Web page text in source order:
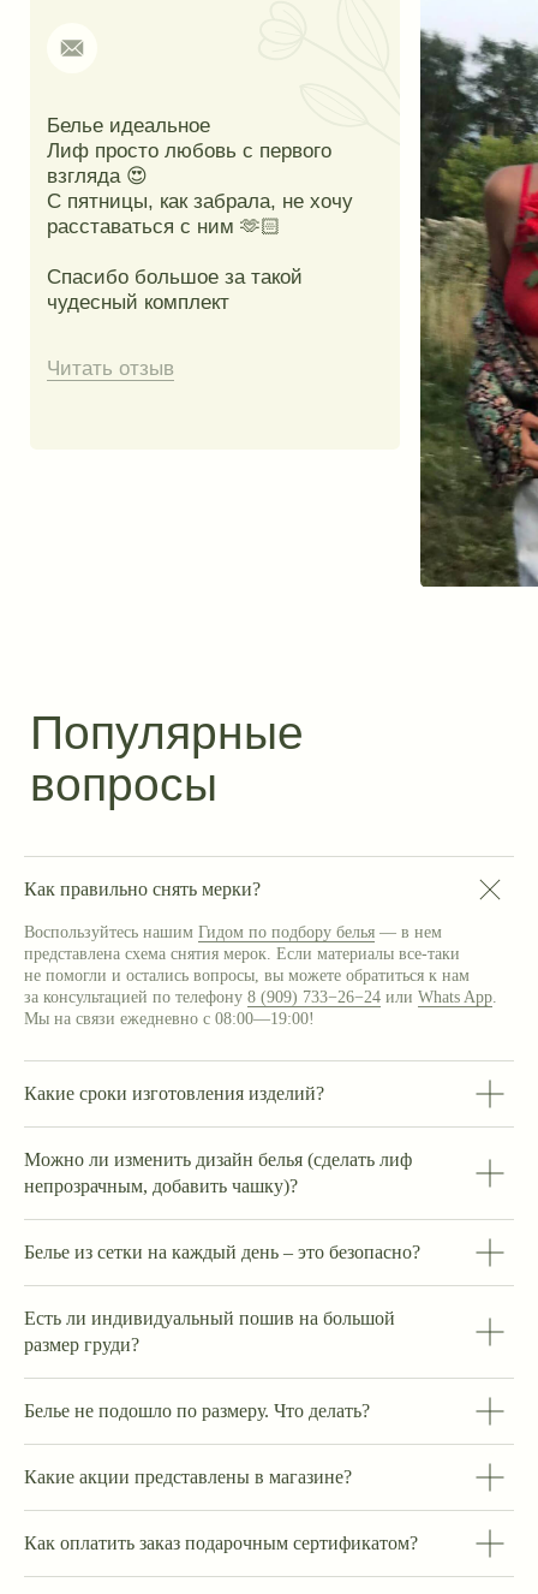
Как правильно снять мерки?
Воспользуйтесь нашим Гидом по подбору белья — в нем
представлена схема снятия мерок. Если материалы все-таки
не помогли и остались вопросы, вы можете обратиться к нам
за консультацией по телефону 8 (909) 733−26−24 или Whats App.
Мы на связи ежедневно с 08:00—19:00!
Какие сроки изготовления изделий?
Можно ли изменить дизайн белья (сделать лиф
непрозрачным, добавить чашку)?
Белье из сетки на каждый день – это безопасно?
Есть ли индивидуальный пошив на большой
размер груди?
Белье не подошло по размеру. Что делать?
Какие акции представлены в магазине?
Как оплатить заказ подарочным сертификатом?
пн-пт 12:00-20:00
сб-вс 12:00-18:00
+7 (965) 575-12-12
в г. Пермь, ул. Петропавловская, 29, цоколь
Политика конфиденциальности
Разработка сайта